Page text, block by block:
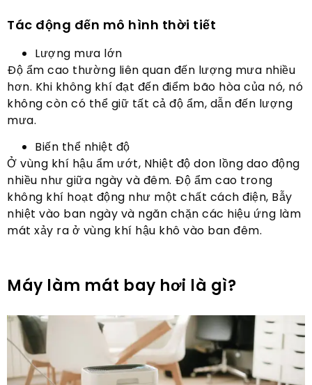
Tác động đến mô hình thời tiết
Lượng mưa lớn
Độ ẩm cao thường liên quan đến lượng mưa nhiều
hơn. Khi không khí đạt đến điểm bão hòa của nó, nó
không còn có thể giữ tất cả độ ẩm, dẫn đến lượng
mưa.
Biến thể nhiệt độ
Ở vùng khí hậu ẩm ướt, Nhiệt độ don lồng dao động
nhiều như giữa ngày và đêm. Độ ẩm cao trong
không khí hoạt động như một chất cách điện, Bẫy
nhiệt vào ban ngày và ngăn chặn các hiệu ứng làm
mát xảy ra ở vùng khí hậu khô vào ban đêm.
Máy làm mát bay hơi là gì?